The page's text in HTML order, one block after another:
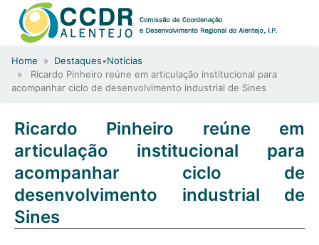
Home » Destaques•Notícias
» Ricardo Pinheiro reúne em articulação institucional para
acompanhar ciclo de desenvolvimento industrial de Sines
Ricardo Pinheiro reúne em
articulação institucional para
acompanhar ciclo de
desenvolvimento industrial de
Sines